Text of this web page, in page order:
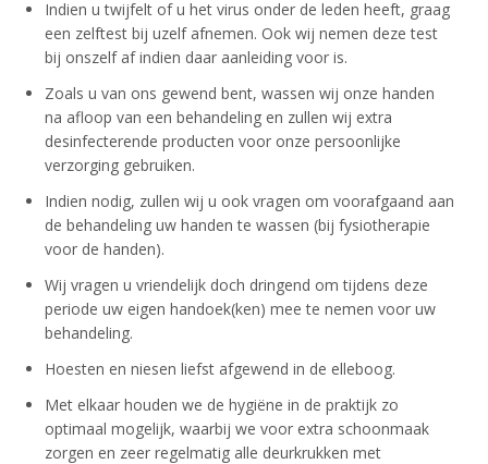
Indien u twijfelt of u het virus onder de leden heeft, graag
een zelftest bij uzelf afnemen. Ook wij nemen deze test
bij onszelf af indien daar aanleiding voor is.
Zoals u van ons gewend bent, wassen wij onze handen
na afloop van een behandeling en zullen wij extra
desinfecterende producten voor onze persoonlijke
verzorging gebruiken.
Indien nodig, zullen wij u ook vragen om voorafgaand aan
de behandeling uw handen te wassen (bij fysiotherapie
voor de handen).
Wij vragen u vriendelijk doch dringend om tijdens deze
periode uw eigen handoek(ken) mee te nemen voor uw
behandeling.
Hoesten en niesen liefst afgewend in de elleboog.
Met elkaar houden we de hygiëne in de praktijk zo
optimaal mogelijk, waarbij we voor extra schoonmaak
zorgen en zeer regelmatig alle deurkrukken met